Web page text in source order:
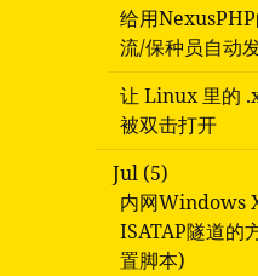
给用
流/保种员自动
让 Linux 里的
被双击打开
Jul (5)
内网Windows
ISATAP隧道的
置脚本)